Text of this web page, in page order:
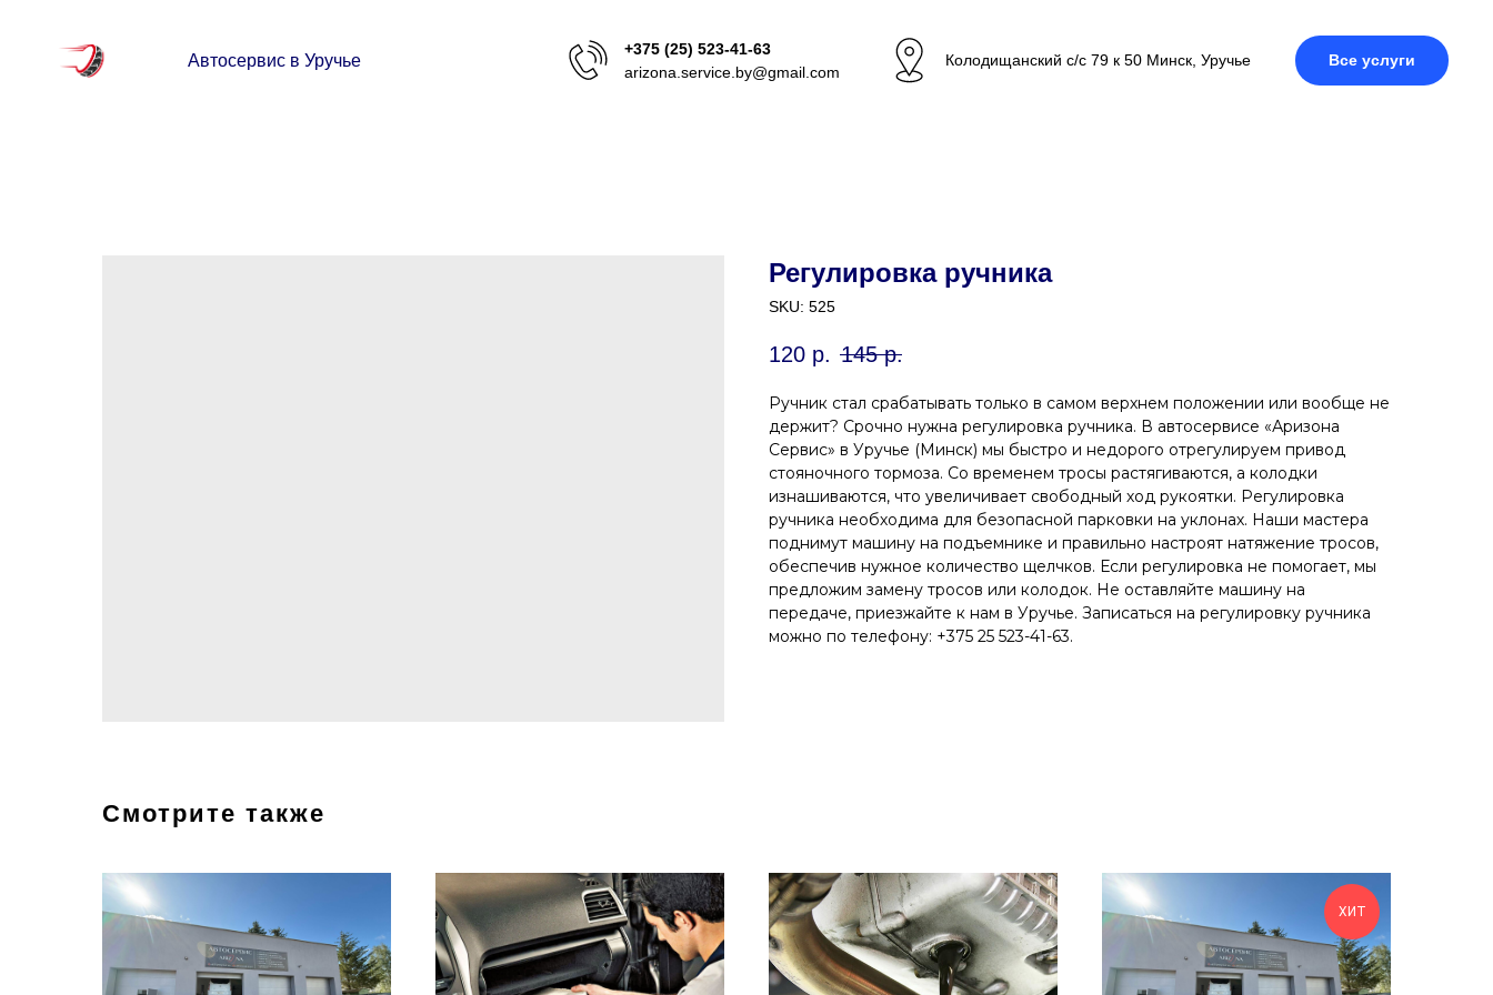
Автосервис в Уручье
+375 (25) 523-41-63
arizona.service.by@gmail.com
Колодищанский с/с 79 к 50 Минск, Уручье Все услуги
Регулировка ручника
SKU: 525
120 р. 145 р.
Ручник стал срабатывать только в самом верхнем положении или вообще не
держит? Срочно нужна регулировка ручника. В автосервисе «Аризона
Сервис» в Уручье (Минск) мы быстро и недорого отрегулируем привод
стояночного тормоза. Со временем тросы растягиваются, а колодки
изнашиваются, что увеличивает свободный ход рукоятки. Регулировка
ручника необходима для безопасной парковки на уклонах. Наши мастера
поднимут машину на подъемнике и правильно настроят натяжение тросов,
обеспечив нужное количество щелчков. Если регулировка не помогает, мы
предложим замену тросов или колодок. Не оставляйте машину на
передаче, приезжайте к нам в Уручье. Записаться на регулировку ручника
можно по телефону: +375 25 523-41-63.
Смотрите также
ХИТ